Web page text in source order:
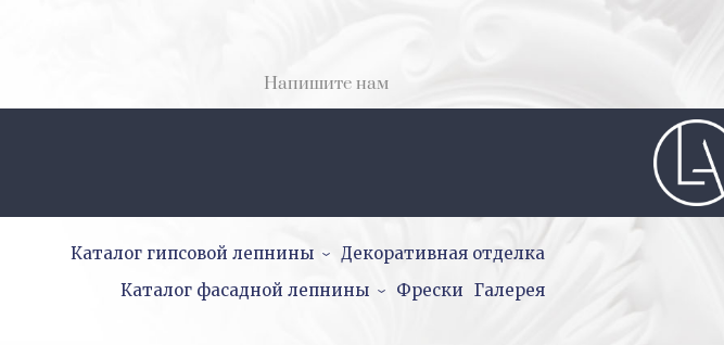
Напишите нам
Каталог гипсовой лепнины
Декоративная отделка
Каталог фасадной лепнины
Фрески Галерея